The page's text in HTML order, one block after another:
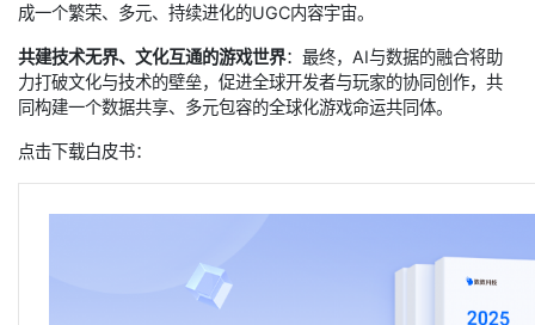
成一个繁荣、多元、持续进化的UGC内容宇宙。
共建技术无界、文化互通的游戏世界：最终，AI与数据的融合将助
力打破文化与技术的壁垒，促进全球开发者与玩家的协同创作，共
同构建一个数据共享、多元包容的全球化游戏命运共同体。
点击下载白皮书：